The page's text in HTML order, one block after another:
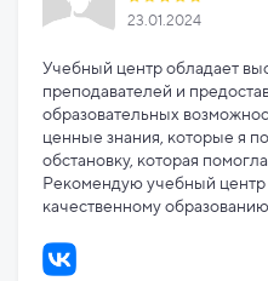
23.01.2024
Учебный центр обладает
преподавателей и
образовательных
ценные знания, которые я
обстановку, которая
Рекомендую учебный центр
качественному